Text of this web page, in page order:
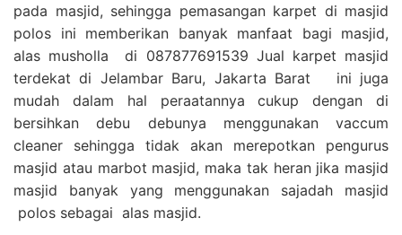
pada masjid, sehingga pemasangan karpet di masjid
polos ini memberikan banyak manfaat bagi masjid,
alas musholla di 087877691539 Jual karpet masjid
terdekat di Jelambar Baru, Jakarta Barat ini juga
mudah dalam hal peraatannya cukup dengan di
bersihkan debu debunya menggunakan vaccum
cleaner sehingga tidak akan merepotkan pengurus
masjid atau marbot masjid, maka tak heran jika masjid
masjid banyak yang menggunakan sajadah masjid
polos sebagai alas masjid.